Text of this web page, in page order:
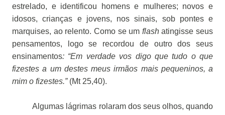
estrelado, e identificou homens e mulheres; novos e
idosos, crianças e jovens, nos sinais, sob pontes e
marquises, ao relento. Como se um flashatingisse seus
pensamentos, logo se recordou de outro dos seus
ensinamentos: “Em verdade vos digo que tudo o que
fizestes a um destes meus irmãos mais pequeninos, a
mim o fizestes.”(Mt 25,40).
Algumas lágrimas rolaram dos seus olhos, quando